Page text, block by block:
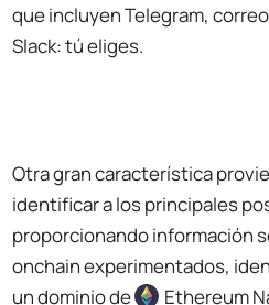
que incluyen Telegram,
Slack: tú eliges.
Otra gran característica
identificar a los principales
proporcionando información
onchain experimentados,
un dominio de
Ethereum